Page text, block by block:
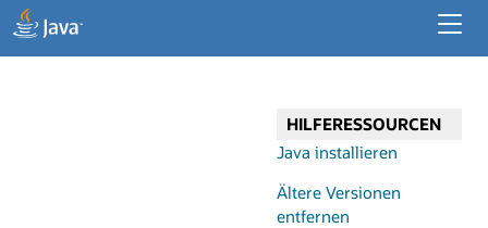
HILFERESSOURCEN
Java installieren
Ältere Versionen
entfernen